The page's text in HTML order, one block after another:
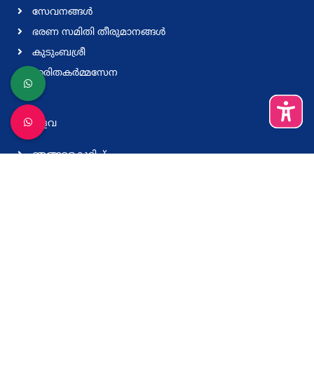
സേവനങ്ങള്‍
ഭരണ സമിതി തീരുമാനങ്ങള്‍
കുടുംബശ്രീ
ഹരിതകര്‍മ്മസേന
മറ്റുള്ളവ
ഞങ്ങളെകുറിച്ച്